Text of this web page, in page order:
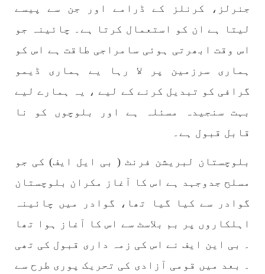
جنرلز، کرنلز کے ڈرامے اور جن سے پیسے
لیتا ہے ان کو استعمال کرتا ہے۔ چائینہ جو
اس وقت ابھرتی ہوئی سامراجی طاقت ہے اس کو
ہماری سرزمین پر لا رہا یے ہماری ڈیمو
گرافی کو تبدیل کرنے کے لیے ، یہ ہمارے لیے
بہت سنجیدہ مسئلہ ہے اور بلوچوں کو نا
قابل قبول ہے۔
بلوچستان لبریشن فرنٹ ( بی ایل ایف) کی جو
مسلح جدوجہد ہے اس کا آغاز مکران بلوچستان
گوادر سے کیا گیا تھا، گوادر میں چائینہ
اہلکاروں پر بم بلاسٹ سے اس کا آغاز ہوا تھا
۔ بی این ایف نے اس کی زمہ داری قبول کی تھی
۔ بعد میں قومی آزادی کی تحریک پوری طرح سے